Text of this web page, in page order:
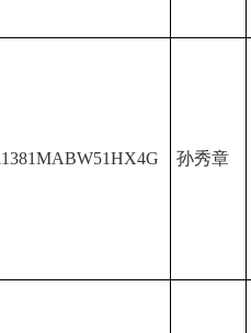
孙秀章